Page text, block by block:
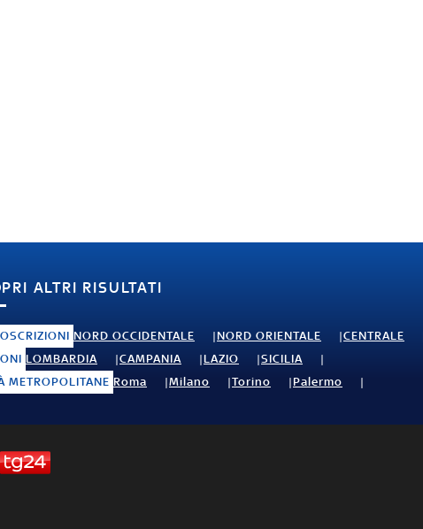
ALTRI RISULTATI
NORD OCCIDENTALE NORD ORIENTALE CENTRALE
LOMBARDIA CAMPANIA LAZIO
SICILIA
METROPOLITANE Roma Milano Torino Palermo